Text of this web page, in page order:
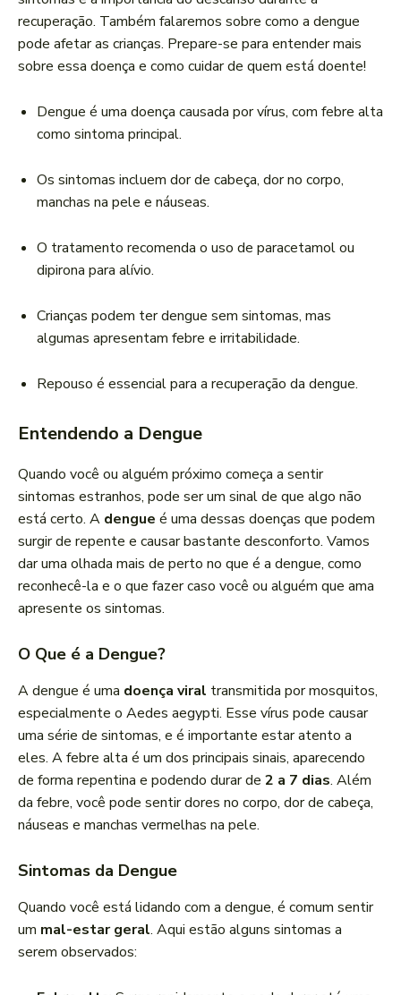
e
á
u
d
o
recuperação. Também falaremos sobre como a dengue
pode afetar as crianças. Prepare-se para entender mais
sobre essa doença e como cuidar de quem está doente!
Dengue é uma doença causada por vírus, com febre alta
como sintoma principal.
Os sintomas incluem dor de cabeça, dor no corpo,
manchas na pele e náuseas.
O tratamento recomenda o uso de paracetamol ou
dipirona para alívio.
Crianças podem ter dengue sem sintomas, mas
algumas apresentam febre e irritabilidade.
Repouso é essencial para a recuperação da dengue.
Entendendo a Dengue
Quando você ou alguém próximo começa a sentir
sintomas estranhos, pode ser um sinal de que algo não
está certo. A dengue é uma dessas doenças que podem
surgir de repente e causar bastante desconforto. Vamos
dar uma olhada mais de perto no que é a dengue, como
reconhecê-la e o que fazer caso você ou alguém que ama
apresente os sintomas.
O Que é a Dengue?
A dengue é uma doença viral transmitida por mosquitos,
especialmente o Aedes aegypti. Esse vírus pode causar
uma série de sintomas, e é importante estar atento a
eles. A febre alta é um dos principais sinais, aparecendo
de forma repentina e podendo durar de 2 a 7 dias. Além
da febre, você pode sentir dores no corpo, dor de cabeça,
náuseas e manchas vermelhas na pele.
Sintomas da Dengue
Quando você está lidando com a dengue, é comum sentir
um mal-estar geral. Aqui estão alguns sintomas a
serem observados: